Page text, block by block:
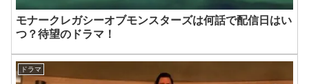
モナークレガシーオブモンスターズは何話で配信日はい
つ？待望のドラマ！
ドラマ